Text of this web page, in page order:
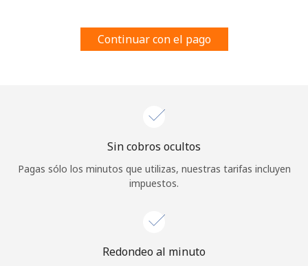
Únete
¡Hola!
Inicia sesión oREGÍSTRATE →
¿Olvidaste tu contraseña? →
Continuar con el pago
Sin cobros ocultos
Pagas sólo los minutos que utilizas, nuestras tarifas incluyen
impuestos.
Redondeo al minuto